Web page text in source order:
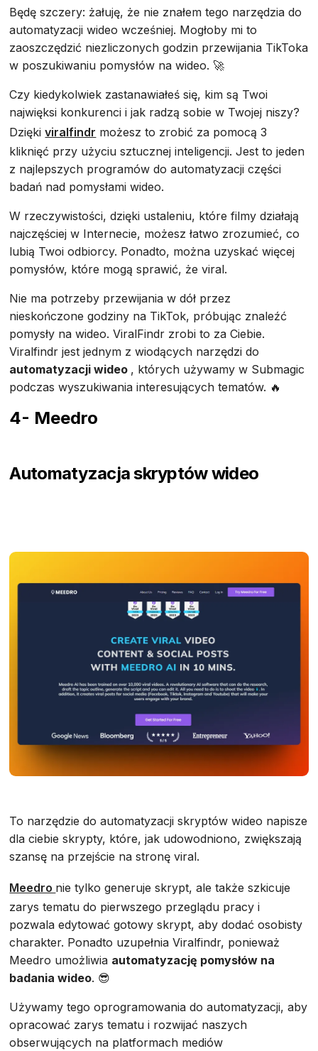
Będę szczery: żałuję, że nie znałem tego narzędzia do
automatyzacji wideo wcześniej. Mogłoby mi to
zaoszczędzić niezliczonych godzin przewijania TikToka
w poszukiwaniu pomysłów na wideo. 🚀
Czy kiedykolwiek zastanawiałeś się, kim są Twoi
najwięksi konkurenci i jak radzą sobie w Twojej niszy?
Dziękiviralfindr możesz to zrobić za pomocą 3
kliknięć przy użyciu sztucznej inteligencji. Jest to jeden
z najlepszych programów do automatyzacji części
badań nad pomysłami wideo.
W rzeczywistości, dzięki ustaleniu, które filmy działają
najczęściej w Internecie, możesz łatwo zrozumieć, co
lubią Twoi odbiorcy. Ponadto, można uzyskać więcej
pomysłów, które mogą sprawić, że viral.
Nie ma potrzeby przewijania w dół przez
nieskończone godziny na TikTok, próbując znaleźć
pomysły na wideo. ViralFindr zrobi to za Ciebie.
Viralfindr jest jednym z wiodących narzędzi do
automatyzacji wideo , których używamy w Submagic
podczas wyszukiwania interesujących tematów. 🔥
4- Meedro
Automatyzacja skryptów wideo
To narzędzie do automatyzacji skryptów wideo napisze
dla ciebie skrypty, które, jak udowodniono, zwiększają
szansę na przejście na stronę viral.
Meedro nie tylko generuje skrypt, ale także szkicuje
zarys tematu do pierwszego przeglądu pracy i
pozwala edytować gotowy skrypt, aby dodać osobisty
charakter. Ponadto uzupełnia Viralfindr, ponieważ
Meedro umożliwia automatyzację pomysłów na
badania wideo. 😎
Używamy tego oprogramowania do automatyzacji, aby
opracować zarys tematu i rozwijać naszych
obserwujących na platformach mediów